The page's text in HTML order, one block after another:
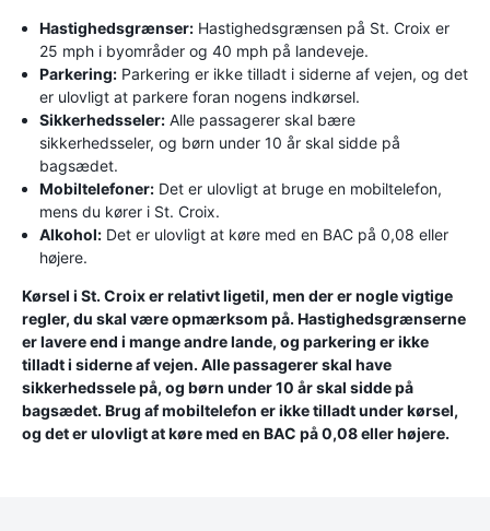
Hastighedsgrænser: Hastighedsgrænsen på St. Croix er
25 mph i byområder og 40 mph på landeveje.
Parkering: Parkering er ikke tilladt i siderne af vejen, og det
er ulovligt at parkere foran nogens indkørsel.
Sikkerhedsseler: Alle passagerer skal bære
sikkerhedsseler, og børn under 10 år skal sidde på
bagsædet.
Mobiltelefoner: Det er ulovligt at bruge en mobiltelefon,
mens du kører i St. Croix.
Alkohol: Det er ulovligt at køre med en BAC på 0,08 eller
højere.
Kørsel i St. Croix er relativt ligetil, men der er nogle vigtige
regler, du skal være opmærksom på. Hastighedsgrænserne
er lavere end i mange andre lande, og parkering er ikke
tilladt i siderne af vejen. Alle passagerer skal have
sikkerhedssele på, og børn under 10 år skal sidde på
bagsædet. Brug af mobiltelefon er ikke tilladt under kørsel,
og det er ulovligt at køre med en BAC på 0,08 eller højere.